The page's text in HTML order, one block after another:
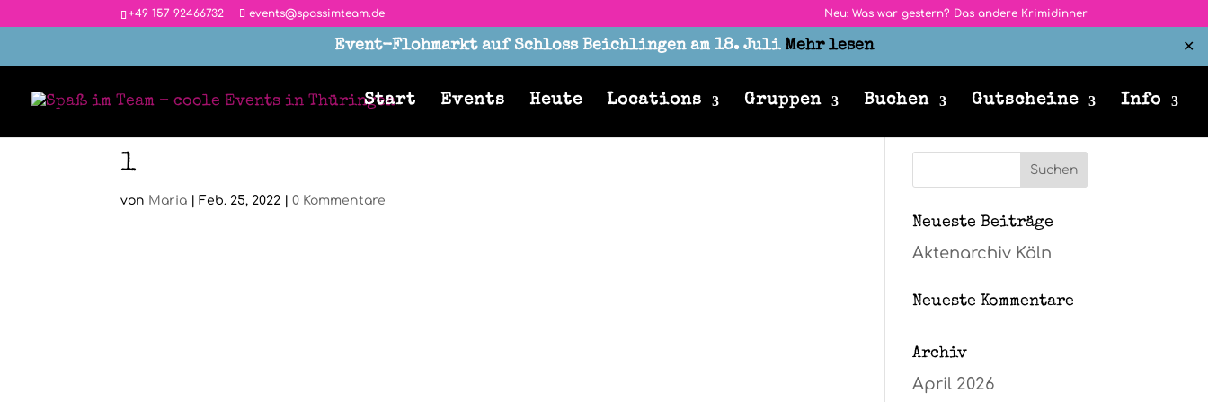
‭+49 157 92466732 events@spassimteam.de Neu: Was war gestern? Das andere Krimidinner
Event-Flohmarkt auf Schloss Beichlingen am 18. Juli Mehr lesen ✕
Start Events Heute Locations Gruppen Buchen Gutscheine Info
1
von Maria |Feb. 25, 2022 |0 Kommentare
Neueste Beiträge
Aktenarchiv Köln
Neueste Kommentare
Archiv
April 2026